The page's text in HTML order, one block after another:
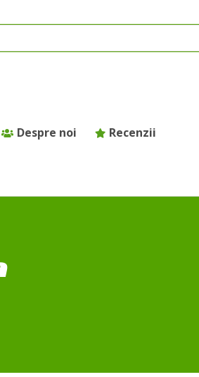
Despre noi Recenzii